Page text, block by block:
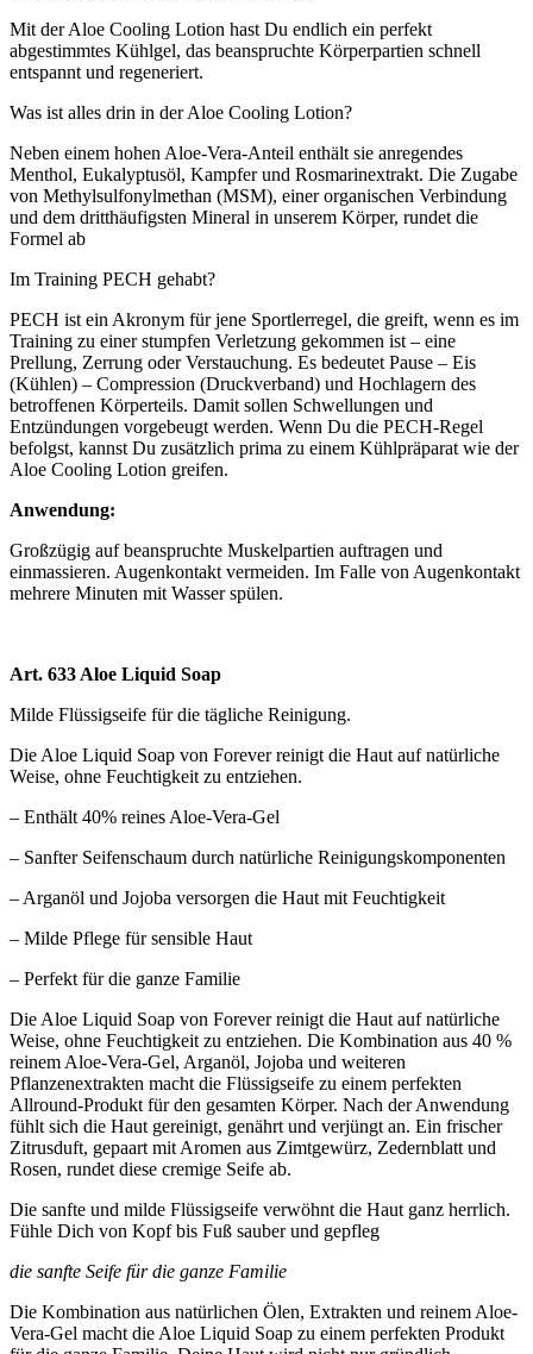
Mit der Aloe Cooling Lotion hast Du endlich ein perfekt
abgestimmtes Kühlgel, das beanspruchte Körperpartien schnell
entspannt und regeneriert.
Was ist alles drin in der Aloe Cooling Lotion?
Neben einem hohen Aloe-Vera-Anteil enthält sie anregendes
Menthol, Eukalyptusöl, Kampfer und Rosmarinextrakt. Die Zugabe
von Methylsulfonylmethan (MSM), einer organischen Verbindung
und dem dritthäufigsten Mineral in unserem Körper, rundet die
Formel ab
Im Training PECH gehabt?
PECH ist ein Akronym für jene Sportlerregel, die greift, wenn es im
Training zu einer stumpfen Verletzung gekommen ist – eine
Prellung, Zerrung oder Verstauchung. Es bedeutet Pause – Eis
(Kühlen) – Compression (Druckverband) und Hochlagern des
betroffenen Körperteils. Damit sollen Schwellungen und
Entzündungen vorgebeugt werden. Wenn Du die PECH-Regel
befolgst, kannst Du zusätzlich prima zu einem Kühlpräparat wie der
Aloe Cooling Lotion greifen.
Anwendung:
Großzügig auf beanspruchte Muskelpartien auftragen und
einmassieren. Augenkontakt vermeiden. Im Falle von Augenkontakt
mehrere Minuten mit Wasser spülen.
Art. 633 Aloe Liquid Soap
Milde Flüssigseife für die tägliche Reinigung.
Die Aloe Liquid Soap von Forever reinigt die Haut auf natürliche
Weise, ohne Feuchtigkeit zu entziehen.
– Enthält 40% reines Aloe-Vera-Gel
– Sanfter Seifenschaum durch natürliche Reinigungskomponenten
– Arganöl und Jojoba versorgen die Haut mit Feuchtigkeit
– Milde Pflege für sensible Haut
– Perfekt für die ganze Familie
Die Aloe Liquid Soap von Forever reinigt die Haut auf natürliche
Weise, ohne Feuchtigkeit zu entziehen. Die Kombination aus 40 %
reinem Aloe-Vera-Gel, Arganöl, Jojoba und weiteren
Pflanzenextrakten macht die Flüssigseife zu einem perfekten
Allround-Produkt für den gesamten Körper. Nach der Anwendung
fühlt sich die Haut gereinigt, genährt und verjüngt an. Ein frischer
Zitrusduft, gepaart mit Aromen aus Zimtgewürz, Zedernblatt und
Rosen, rundet diese cremige Seife ab.
Die sanfte und milde Flüssigseife verwöhnt die Haut ganz herrlich.
Fühle Dich von Kopf bis Fuß sauber und gepfleg
die sanfte Seife für die ganze Familie
Die Kombination aus natürlichen Ölen, Extrakten und reinem Aloe-
Vera-Gel macht die Aloe Liquid Soap zu einem perfekten Produkt